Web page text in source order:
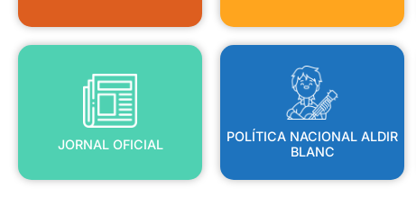
JORNAL OFICIAL
JORNAL OFICIAL
POLÍTICA NACIONAL ALDIR
BLANC
POLÍTICA NACIONAL ALDIR
BLANC